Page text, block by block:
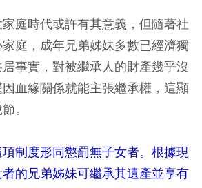
庭時代或許有其意義，但隨著社
庭，成年兄弟姊妹多數已經濟獨
事實，對被繼承人的財產幾乎沒
血緣關係就能主張繼承權，這顯
。
制度形同懲罰無子女者。根據現
的兄弟姊妹可繼承其遺產並享有